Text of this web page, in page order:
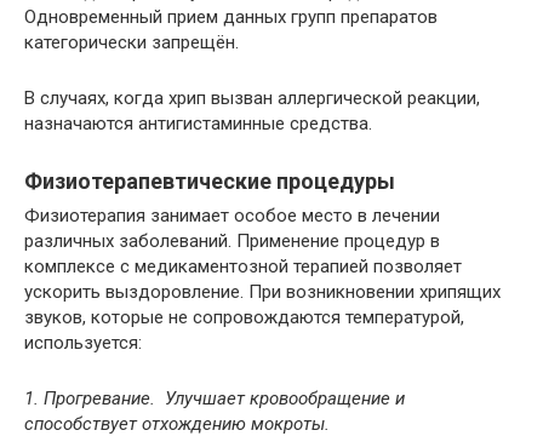
Одновременный прием данных групп препаратов
категорически запрещён.
В случаях, когда хрип вызван аллергической реакции,
назначаются антигистаминные средства.
Физиотерапевтические процедуры
Физиотерапия занимает особое место в лечении
различных заболеваний. Применение процедур в
комплексе с медикаментозной терапией позволяет
ускорить выздоровление. При возникновении хрипящих
звуков, которые не сопровождаются температурой,
используется:
1. Прогревание. Улучшает кровообращение и
способствует отхождению мокроты.